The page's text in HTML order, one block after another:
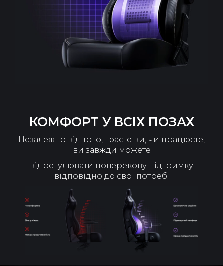
КОМФОРТ У ВСІХ ПОЗАХ
Незалежно від того, граєте ви, чи працюєте,
ви завжди можете
відрегулювати поперекову підтримку
відповідно до свої потреб.